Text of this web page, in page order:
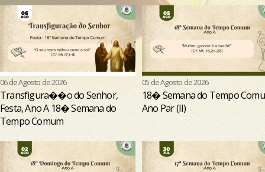
06 de Agosto de 2026
Transfigura��o do Senhor,
Festa, Ano A 18� Semana do
Tempo Comum
05 de Agosto de 2026
18� Semana do Tempo
Ano Par (II)